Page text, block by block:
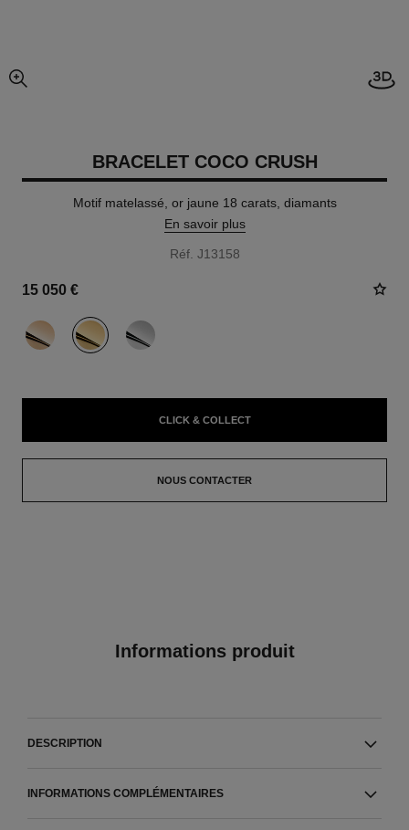
agrandissement
BRACELET COCO CRUSH
Motif matelassé, or jaune 18 carats, diamants
En savoir plus
Réf. J13158
15 050 €
variante (3)
CLICK & COLLECT
NOUS CONTACTER
Informations produit
DESCRIPTION
INFORMATIONS COMPLÉMENTAIRES